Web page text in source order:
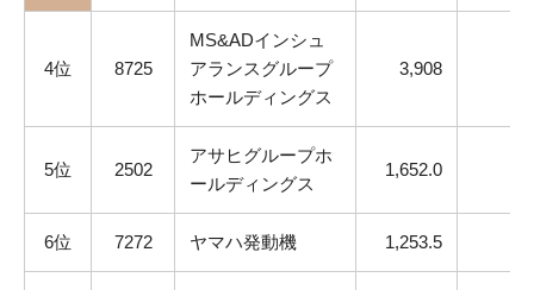
4位 8725
MS&ADインシュ
アランスグループ
ホールディングス
3,908
5位 2502
アサヒグループホ
ールディングス
1,652.0
6位 7272 ヤマハ発動機 1,253.5